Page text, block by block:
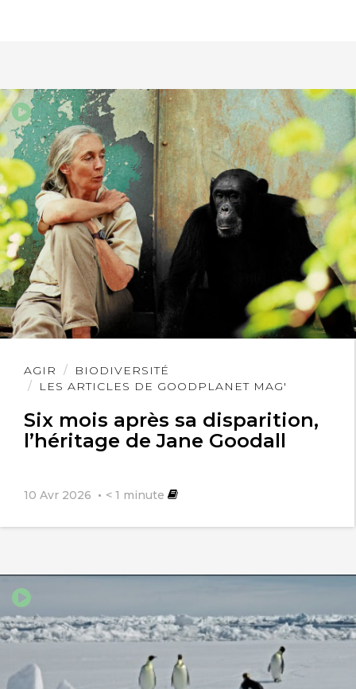
AGIR
BIODIVERSITÉ
LES ARTICLES DE GOODPLANET MAG'
Six mois après sa disparition,
l’héritage de Jane Goodall
10 Avr 2026 < 1 minute
Lire
l'article